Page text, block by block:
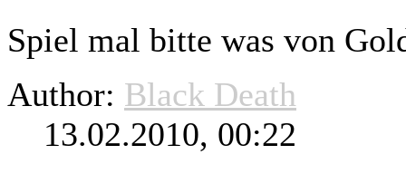
Spiel mal bitte was von
Author: Black Death
13.02.2010, 00:22